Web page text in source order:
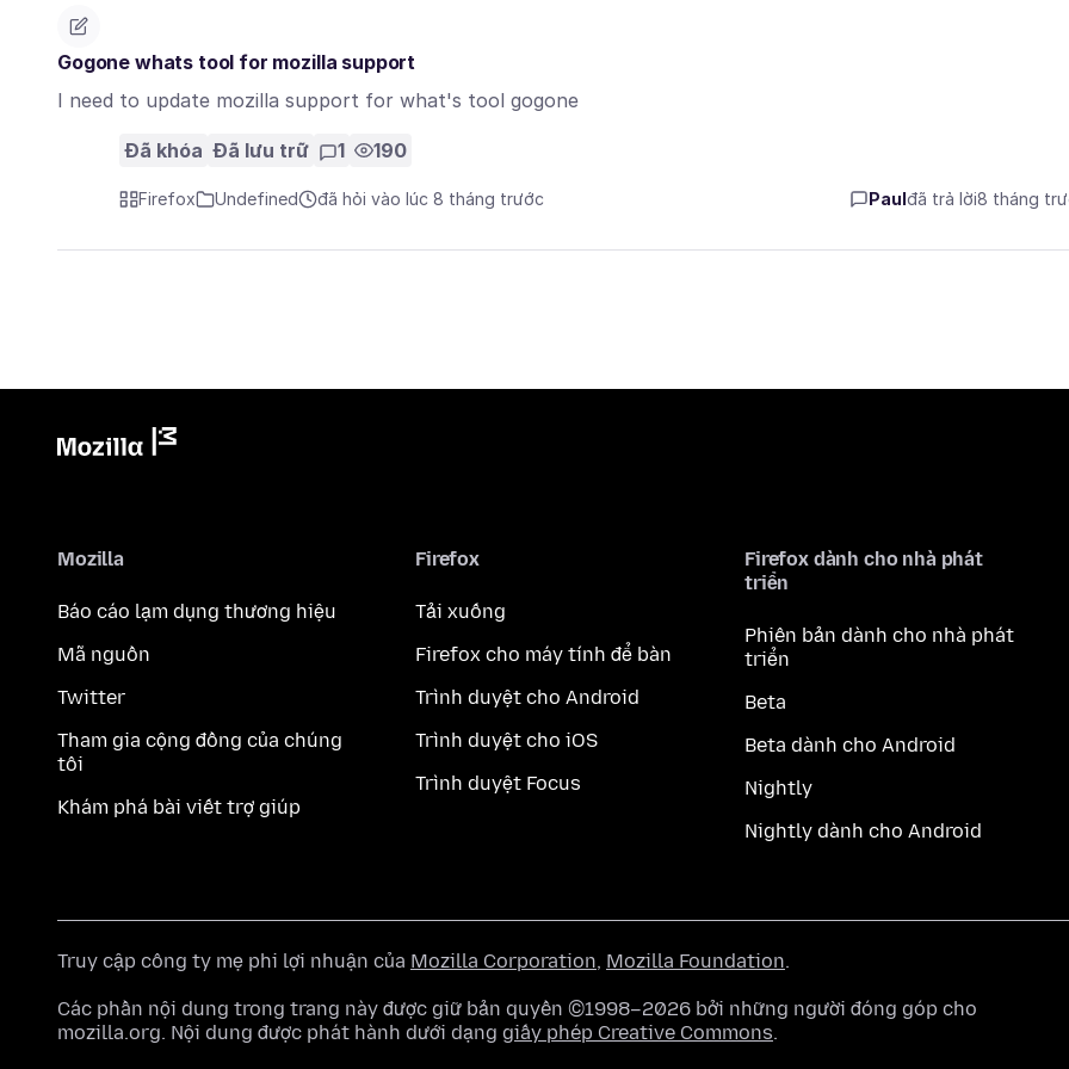
Gogone whats tool for mozilla support
I need to update mozilla support for what's tool gogone
Đã khóa Đã lưu trữ 1 190
Firefox Undefined đã hỏi vào lúc 8 tháng trước Paulđã trả lời8 tháng
Mozilla
Báo cáo lạm dụng thương hiệu
Mã nguồn
Twitter
Tham gia cộng đồng của chúng
tôi
Khám phá bài viết trợ giúp
Firefox
Tải xuống
Firefox cho máy tính để bàn
Trình duyệt cho Android
Trình duyệt cho iOS
Trình duyệt Focus
Firefox dành cho nhà phát
triển
Phiên bản dành cho nhà phát
triển
Beta
Beta dành cho Android
Nightly
Nightly dành cho Android
Truy cập công ty mẹ phi lợi nhuận của Mozilla Corporation, Mozilla Foundation.
Các phần nội dung trong trang này được giữ bản quyền ©1998–2026 bởi những người đóng góp cho
mozilla.org. Nội dung được phát hành dưới dạng giấy phép Creative Commons.